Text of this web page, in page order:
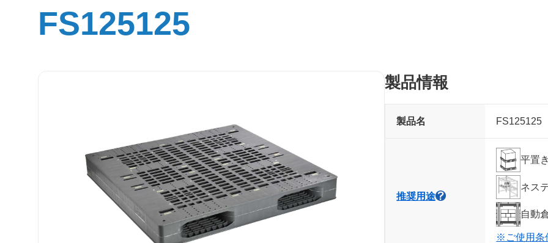
FS125125
製品情報
製品名 FS125125
推奨用途
平置
ネス
自動
※ご使用条